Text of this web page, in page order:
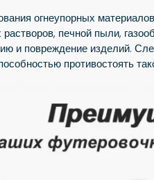
огнеупорных
печной пыли,
и повреждение изделий.
противостоять